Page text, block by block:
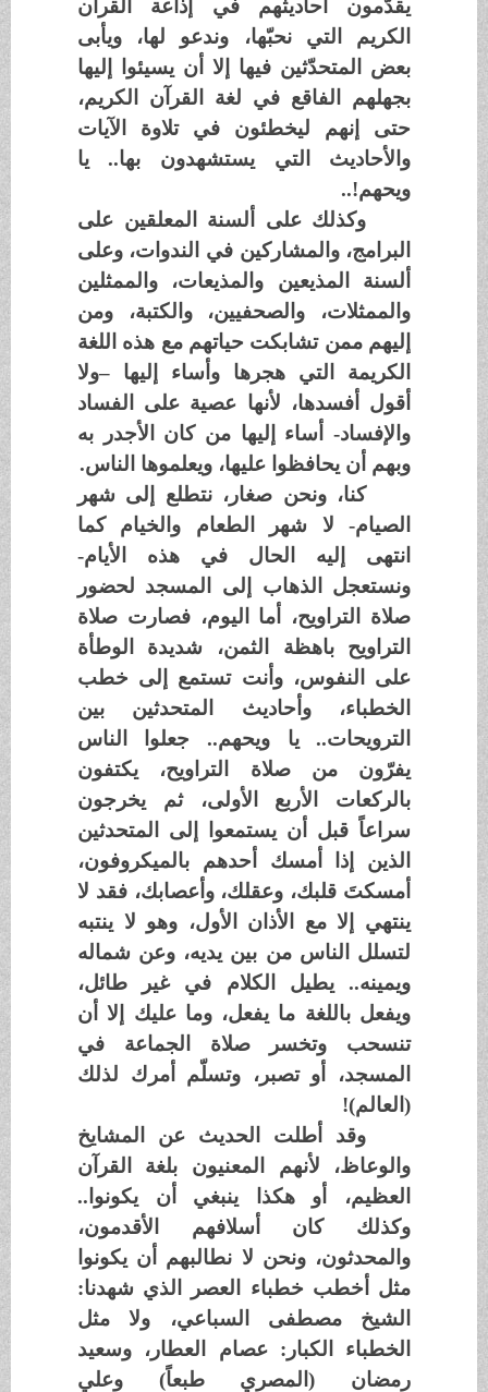
يقدّمون أحاديثهم في إذاعة القرآن
الكريم التي نحبّها، وندعو لها، ويأبى
بعض المتحدّثين فيها إلا أن يسيئوا إليها
بجهلهم الفاقع في لغة القرآن الكريم،
حتى إنهم ليخطئون في تلاوة الآيات
والأحاديث التي يستشهدون بها.. يا
ويحهم!..
وكذلك على ألسنة المعلقين على
البرامج، والمشاركين في الندوات، وعلى
ألسنة المذيعين والمذيعات، والممثلين
والممثلات، والصحفيين، والكتبة، ومن
إليهم ممن تشابكت حياتهم مع هذه اللغة
الكريمة التي هجرها وأساء إليها –ولا
أقول أفسدها، لأنها عصية على الفساد
والإفساد- أساء إليها من كان الأجدر به
وبهم أن يحافظوا عليها، ويعلموها الناس.
كنا، ونحن صغار، نتطلع إلى شهر
الصيام- لا شهر الطعام والخيام كما
انتهى إليه الحال في هذه الأيام-
ونستعجل الذهاب إلى المسجد لحضور
صلاة التراويح، أما اليوم، فصارت صلاة
التراويح باهظة الثمن، شديدة الوطأة
على النفوس، وأنت تستمع إلى خطب
الخطباء، وأحاديث المتحدثين بين
الترويحات.. يا ويحهم.. جعلوا الناس
يفرّون من صلاة التراويح، يكتفون
بالركعات الأربع الأولى، ثم يخرجون
سراعاً قبل أن يستمعوا إلى المتحدثين
الذين إذا أمسك أحدهم بالميكروفون،
أمسكتَ قلبك، وعقلك، وأعصابك، فقد لا
ينتهي إلا مع الأذان الأول، وهو لا ينتبه
لتسلل الناس من بين يديه، وعن شماله
ويمينه.. يطيل الكلام في غير طائل،
ويفعل باللغة ما يفعل، وما عليك إلا أن
تنسحب وتخسر صلاة الجماعة في
المسجد، أو تصبر، وتسلّم أمرك لذلك
(العالم)!
وقد أطلت الحديث عن المشايخ
والوعاظ، لأنهم المعنيون بلغة القرآن
العظيم، أو هكذا ينبغي أن يكونوا..
وكذلك كان أسلافهم الأقدمون،
والمحدثون، ونحن لا نطالبهم أن يكونوا
مثل أخطب خطباء العصر الذي شهدنا:
الشيخ مصطفى السباعي، ولا مثل
الخطباء الكبار: عصام العطار، وسعيد
رمضان (المصري طبعاً) وعلي